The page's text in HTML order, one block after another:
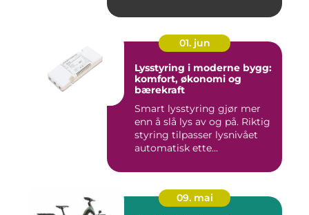
01. jun
Lysstyring i moderne bygg:
komfort, økonomi og
bærekraft
Smart lysstyring gjør mer
enn å slå lys av og på. Riktig
styring tilpasser lysnivået
automatisk ette...
09. mai